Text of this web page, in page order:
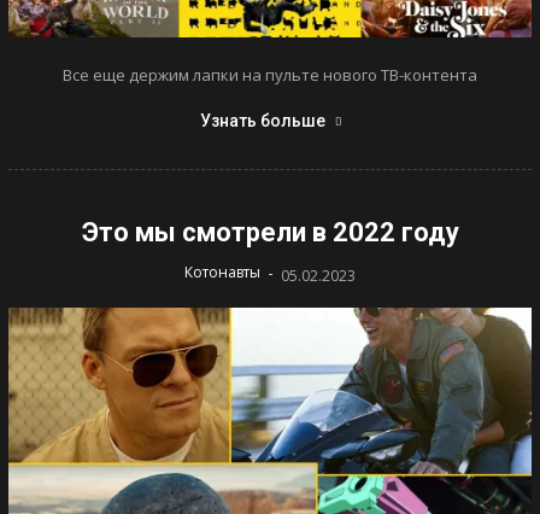
Все еще держим лапки на пульте нового ТВ-контента
Узнать больше
Это мы смотрели в 2022 году
Котонавты - 05.02.2023